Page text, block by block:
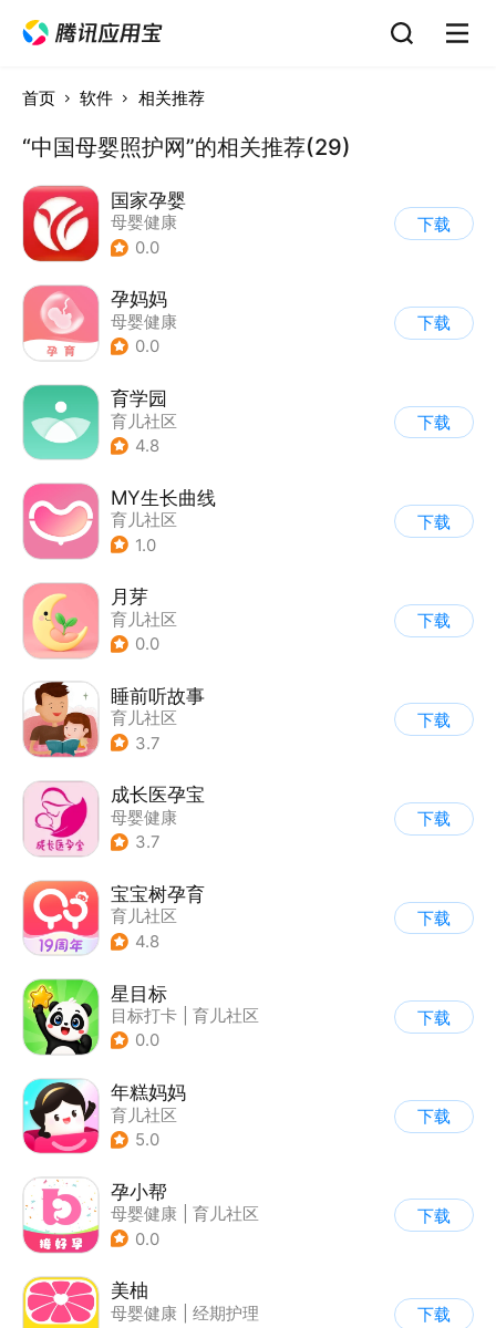
首页 软件 相关推荐
“中国母婴照护网”的相关推荐(29)
国家孕婴
母婴健康
0.0
下载
孕妈妈
母婴健康
0.0
下载
育学园
育儿社区
4.8
下载
MY生长曲线
育儿社区
1.0
下载
月芽
育儿社区
0.0
下载
睡前听故事
育儿社区
3.7
下载
成长医孕宝
母婴健康
3.7
下载
宝宝树孕育
育儿社区
4.8
下载
星目标
目标打卡
育儿社区
0.0
下载
年糕妈妈
育儿社区
5.0
下载
孕小帮
母婴健康
育儿社区
0.0
下载
美柚
母婴健康
经期护理
下载